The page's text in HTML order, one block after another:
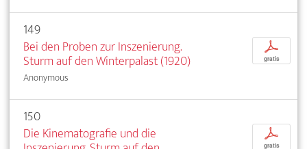
149
Bei den Proben zur Inszenierung.
Sturm auf den Winterpalast (1920)
Anonymous
p
gratis
150
Die Kinematografie und die
p
gratis